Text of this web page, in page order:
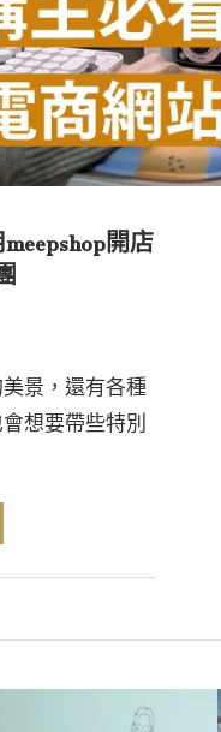
開店
景，還有各種
想要帶些特別